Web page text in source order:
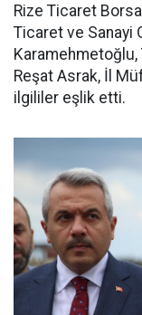
Rize Ticaret
Ticaret ve Sanayi
Karamehmetoğlu,
Reşat Asrak, İl
ilgililer eşlik etti.